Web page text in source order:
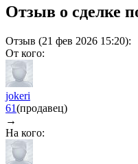
Отзыв о сделке
Отзыв (21 фев 2026 15:20):
От кого:
jokeri
61(продавец)
→
На кого: